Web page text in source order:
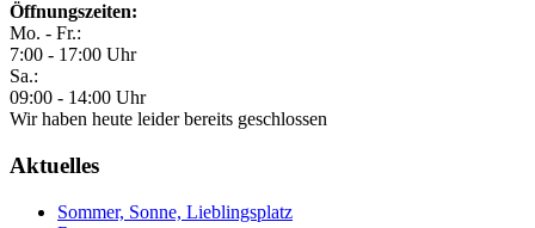
Öffnungszeiten:
Mo. - Fr.:
7:00 - 17:00 Uhr
Sa.:
09:00 - 14:00 Uhr
Wir haben heute leider bereits geschlossen
Aktuelles
Sommer, Sonne, Lieblingsplatz